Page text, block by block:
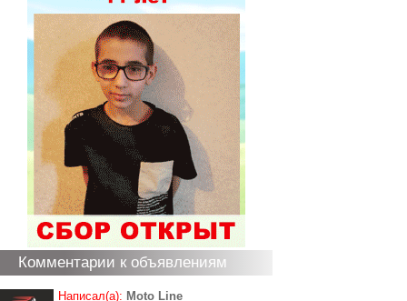
Комментарии к объявлениям
Написал(а): Moto Line